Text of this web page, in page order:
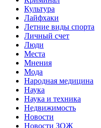
Культура
Лайфхаки
Летние виды спорта
Личный счет
Люди
Места
Мнения
Мода
Народная медицина
Наука
Наука и техника
Недвижимость
Новости
Новости ЗОЖ